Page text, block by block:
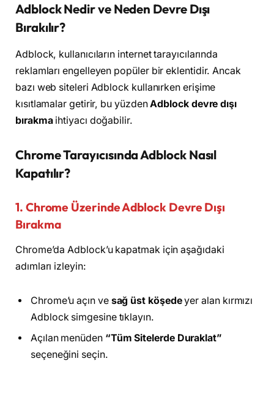
Adblock Nedir ve Neden Devre Dışı
Bırakılır?
Adblock, kullanıcıların internet tarayıcılarında
reklamları engelleyen popüler bir eklentidir. Ancak
bazı web siteleri Adblock kullanırken erişime
kısıtlamalar getirir, bu yüzdenAdblock devre dışı
bırakmaihtiyacı doğabilir.
Chrome Tarayıcısında Adblock Nasıl
Kapatılır?
1. Chrome Üzerinde Adblock Devre Dışı
Bırakma
Chrome’da Adblock’u kapatmak için aşağıdaki
adımları izleyin:
Chrome’u açın ve sağ üst köşedeyer alan kırmızı
Adblock simgesine tıklayın.
Açılan menüden “Tüm Sitelerde Duraklat”
seçeneğini seçin.